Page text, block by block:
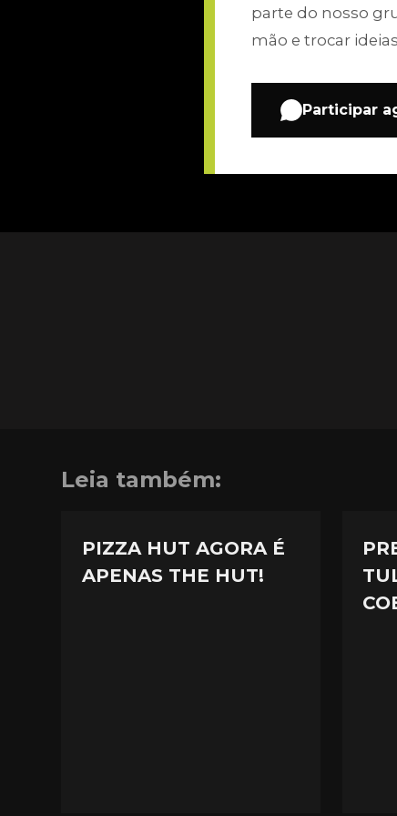
parte do nosso
mão e trocar
Participar
Leia também:
PIZZA HUT AGORA É
APENAS THE HUT!